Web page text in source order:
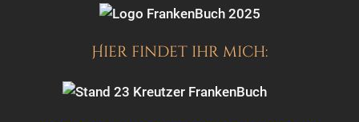
Hier findet ihr mich: